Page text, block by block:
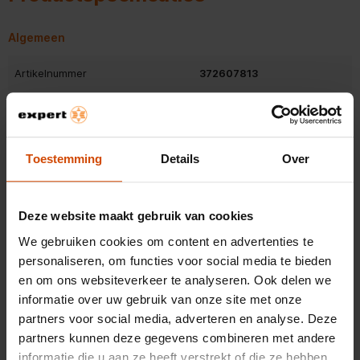
Toestemming Details Over
Deze website maakt gebruik van cookies
We gebruiken cookies om content en advertenties te
personaliseren, om functies voor social media te bieden
en om ons websiteverkeer te analyseren. Ook delen we
informatie over uw gebruik van onze site met onze
partners voor social media, adverteren en analyse. Deze
partners kunnen deze gegevens combineren met andere
informatie die u aan ze heeft verstrekt of die ze hebben
Algemeen
Artikelnummer 372607813
6940056135575
Kleur
Set met muis Set met muis
Bluetooth
Numeriek toetsenblok
Beoordelingen